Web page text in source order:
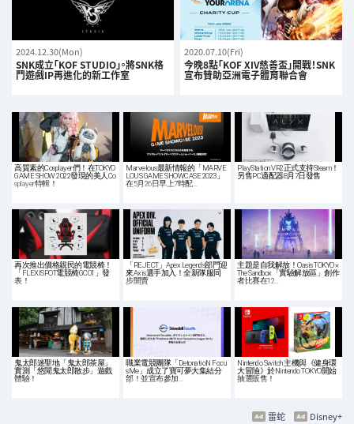
2024.12.30(Mon)
SNK成立「KOF STUDIO」。將SNK格
鬥遊戲IP再進化的新工作室
2020.07.10(Fri)
今晚8點「KOF XIV慈善盃」開戰！SNK
宣布贊助亞洲電子體育聯合會
高質素的Cosplayer們！在TOKYO
GAME SHOW 2022發現的美人Co
splayer特輯！
Marvelous最新情報的「MARVE
LOUS GAME SHOWCASE 2023」
在5月26日早上7時配…
PlayStation VR2正式支持Steam！
另售PC適配器8月7日發售
再次推出價格親民的電競椅！
「FLEXISPOT電競椅GC01」發
表！
「REJECT」Apex Legends部門迎
來Axis選手加入！全新隊服同
步開賣
主題是自我解放！Oasis TOKYO ×
The Sandbox「實驗解放區」創作
者比賽在12…
鬼太郎迷聖地「鬼太郎茶屋」
實測「悠閒鬼太郎散步」遊戲
體驗！
職業電競團隊「DetonatioN Focu
sMe」成立了寶可夢大集結分
部！並宣布參加…
Nintendo Switch 主機與《健身環
大冒險》於Nintendo TOKYO開始
抽選販售！
Disney+
雷蛇